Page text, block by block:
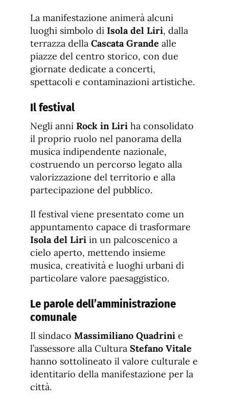
La manifestazione animerà alcuni
luoghi simbolo di Isola del Liri, dalla
terrazza della Cascata Grande alle
piazze del centro storico, con due
giornate dedicate a concerti,
spettacoli e contaminazioni artistiche.
Il festival
Negli anni Rock in Liri ha consolidato
il proprio ruolo nel panorama della
musica indipendente nazionale,
costruendo un percorso legato alla
valorizzazione del territorio e alla
partecipazione del pubblico.
Il festival viene presentato come un
appuntamento capace di trasformare
Isola del Liri in un palcoscenico a
cielo aperto, mettendo insieme
musica, creatività e luoghi urbani di
particolare valore paesaggistico.
Le parole dell’amministrazione
comunale
Il sindaco Massimiliano Quadrini e
l’assessore alla Cultura Stefano Vitale
hanno sottolineato il valore culturale e
identitario della manifestazione per la
città.